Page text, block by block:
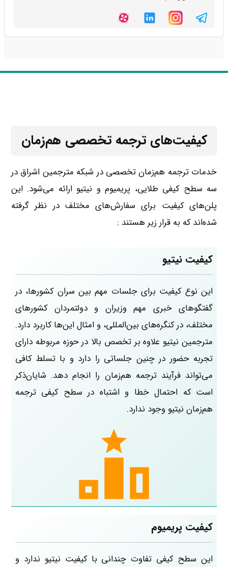
کیفیت‌های ترجمه تخصصی هم‌زمان
خدمات ترجمه هم‌زمان تخصصی در شبکه مترجمین اشراق در
سه سطح کیفی طلایی، پریمیوم و نیتیو ارائه می‌شود. این
پلن‌های کیفیت برای سفارش‌های مختلف در نظر گرفته
شده‌اند که به قرار زیر هستند :
کیفیت نیتیو
این نوع کیفیت برای جلسات مهم بین سران کشورها، در
گفتگوهای خبری مهم وزیران و دولتمردان کشورهای
مختلف، در کنگره‌های بین‌المللی، و امثال این‌ها کاربرد دارد.
مترجمین نیتیو علاوه بر تخصص بالا در حوزه مربوطه دارای
تجربه حضور در چنین جلساتی را دارد و با تسلط کافی
می‌تواند فرآیند ترجمه هم‌زمان را انجام دهد. شایان‌ذکر
است که احتمال خطا و اشتباه در سطح کیفی ترجمه
هم‌زمان نیتیو وجود ندارد.
کیفیت پریمیوم
این سطح کیفی تفاوت چندانی با کیفیت نیتیو ندارد و